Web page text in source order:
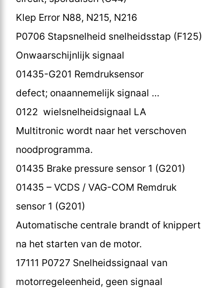
Klep Error N88, N215, N216
P0706 Stapsnelheid snelheidsstap (F125)
Onwaarschijnlijk signaal
01435-G201 Remdruksensor
defect; onaannemelijk signaal …
0122 wielsnelheidsignaal LA
Multitronic wordt naar het verschoven
noodprogramma.
01435 Brake pressure sensor 1 (G201)
01435 – VCDS / VAG-COM Remdruk
sensor 1 (G201)
Automatische centrale brandt of knippert
na het starten van de motor.
17111 P0727 Snelheidssignaal van
motorregeleenheid, geen signaal